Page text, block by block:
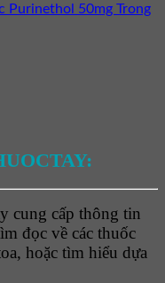
Purinethol 50mg Trong
cung cấp thông tin
đọc về các thuốc
hoặc tìm hiểu dựa